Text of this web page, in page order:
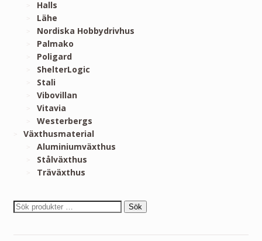
Halls
Lähe
Nordiska Hobbydrivhus
Palmako
Poligard
ShelterLogic
Stali
Vibovillan
Vitavia
Westerbergs
Växthusmaterial
Aluminiumväxthus
Stålväxthus
Träväxthus
Sök